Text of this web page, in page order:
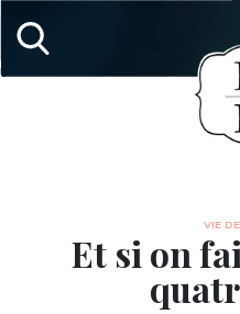
VIE
Et si on